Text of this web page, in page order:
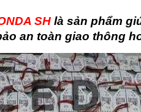
SH là sản phẩm
an toàn giao thông